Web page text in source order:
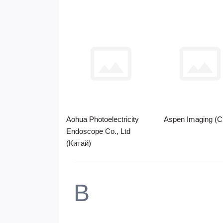
Aohua Photoelectricity
Endoscope Co., Ltd
(Китай)
Aspen Imaging
B